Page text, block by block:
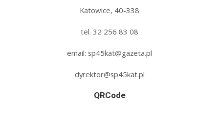
Katowice, 40-338
tel. 32 256 83 08‬
email: sp45kat@gazeta.pl
dyrektor@sp45kat.pl
QRCode